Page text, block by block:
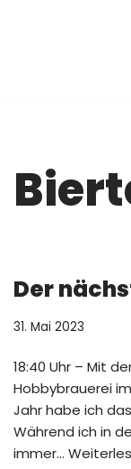
Der
31. Mai 2023
18:40 Uhr – Mit
Hobbybrauerei
Jahr habe ich
Während ich in
immer…